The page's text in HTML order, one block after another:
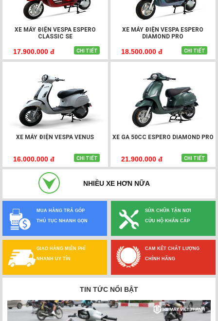
XE MÁY ĐIỆN VESPA ESPERO
CLASSIC SE
17.900.000 đ CHI TIẾT
XE MÁY ĐIỆN VESPA ESPERO
DIAMOND PRO
18.500.000 đ CHI TIẾT
XE MÁY ĐIỆN VESPA VENUS
16.000.000 đ CHI TIẾT
XE GA 50CC ESPERO DIAMOND PRO
21.900.000 đ CHI TIẾT
NHIỀU XE HƠN NỮA
MUA HÀNG TRẢ GÓP
THỦ TỤC NHANH GỌN
SỬA CHỮA TẬN NƠI
CỨU HỘ KHẨN CẤP
GIAO HÀNG MIỄN PHÍ
NHANH UY TÍN
CAM KẾT CHẤT LƯỢNG
CHÍNH HÃNG
TIN TỨC NỔI BẬT